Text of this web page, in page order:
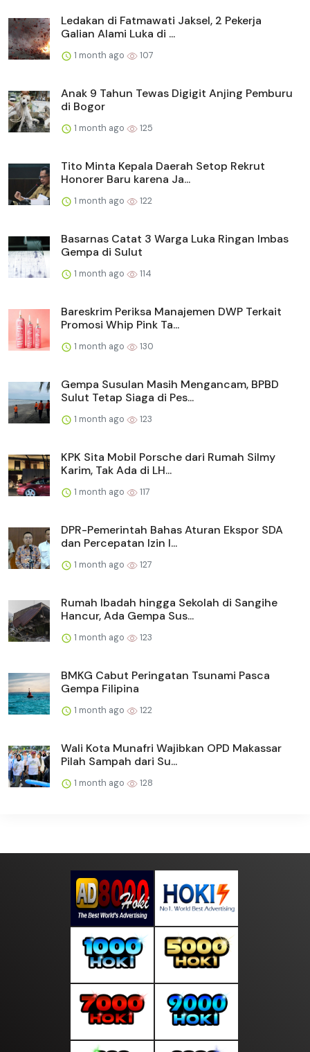
Ledakan di Fatmawati Jaksel, 2 Pekerja
Galian Alami Luka di ...
1 month ago 107
Anak 9 Tahun Tewas Digigit Anjing Pemburu
di Bogor
1 month ago 125
Tito Minta Kepala Daerah Setop Rekrut
Honorer Baru karena Ja...
1 month ago 122
Basarnas Catat 3 Warga Luka Ringan Imbas
Gempa di Sulut
1 month ago 114
Bareskrim Periksa Manajemen DWP Terkait
Promosi Whip Pink Ta...
1 month ago 130
Gempa Susulan Masih Mengancam, BPBD
Sulut Tetap Siaga di Pes...
1 month ago 123
KPK Sita Mobil Porsche dari Rumah Silmy
Karim, Tak Ada di LH...
1 month ago 117
DPR-Pemerintah Bahas Aturan Ekspor SDA
dan Percepatan Izin I...
1 month ago 127
Rumah Ibadah hingga Sekolah di Sangihe
Hancur, Ada Gempa Sus...
1 month ago 123
BMKG Cabut Peringatan Tsunami Pasca
Gempa Filipina
1 month ago 122
Wali Kota Munafri Wajibkan OPD Makassar
Pilah Sampah dari Su...
1 month ago 128